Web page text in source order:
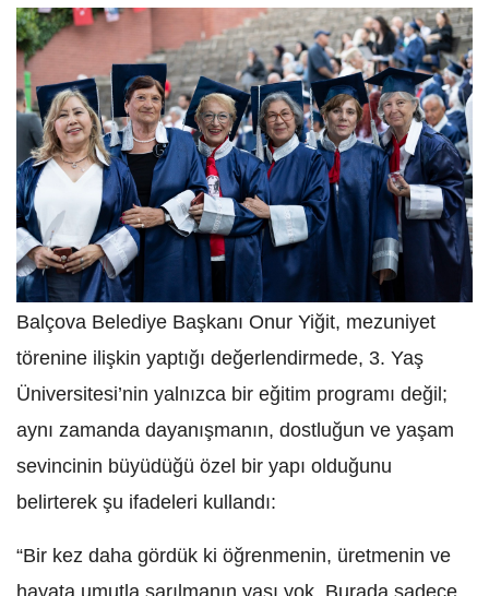
Balçova Belediye Başkanı Onur Yiğit, mezuniyet
törenine ilişkin yaptığı değerlendirmede, 3. Yaş
Üniversitesi’nin yalnızca bir eğitim programı değil;
aynı zamanda dayanışmanın, dostluğun ve yaşam
sevincinin büyüdüğü özel bir yapı olduğunu
belirterek şu ifadeleri kullandı:
“Bir kez daha gördük ki öğrenmenin, üretmenin ve